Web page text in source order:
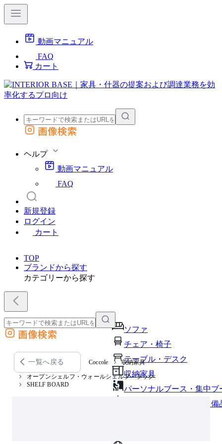
動画マニュアル
FAQ
カート
外部サイトの商品をカートに追加
画像検索
ヘルプ
動画マニュアル
FAQ
新規登録
ログイン
カート
TOP
ブランドから探す
カテゴリーから探す
ソファ
チェア・椅子
テーブル・デスク
収納家具
パーソナルブース・集中ブ
オフィスアクセサリー・備
外部サイトの商品をカートに追加
他のサイトで見つけた商品ページのURLを貼り付けて、カートに追加できます
画像検索
一覧へ戻る Coccole 収納家具
オープンシェルフ・ウォールシェルフ・ラック
SHELF BOARD